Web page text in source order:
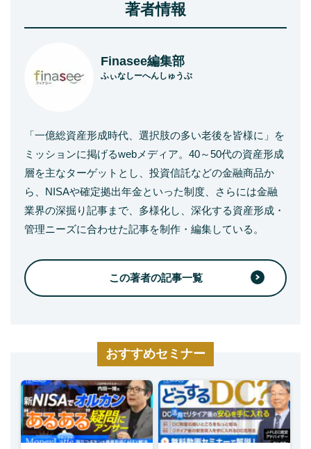
著者情報
Finasee編集部
ふぃなしーへんしゅうぶ
「一億総資産形成時代、選択肢の多い老後を皆様に」を
ミッションに掲げるwebメディア。40～50代の資産形成
層を主なターゲットとし、投資信託などの金融商品か
ら、NISAや確定拠出年金といった制度、さらには金融
業界の深掘り記事まで、多様化し、深化する資産形成・
管理ニーズに合わせた記事を制作・編集している。
この著者の記事一覧
おすすめセミナー